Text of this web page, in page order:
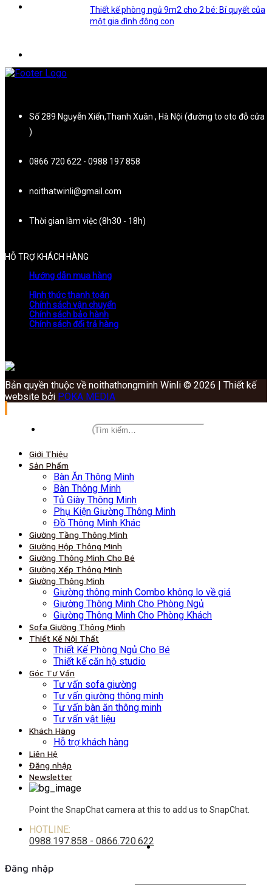
Thiết kế phòng ngủ 9m2 cho 2 bé: Bí quyết của
một gia đình đông con
Số 289 Nguyễn Xiển,Thanh Xuân , Hà Nội (đường to oto đỗ cửa
)
0866 720 622 - 0988 197 858
noithatwinli@gmail.com
Thời gian làm việc (8h30 - 18h)
HỖ TRỢ KHÁCH HÀNG
Hướng dẫn mua hàng
Hình thức thanh toán
Chính sách vận chuyển
Chính sách bảo hành
Chính sách đổi trả hàng
Bản quyền thuộc về noithathongminh Winli © 2026 | Thiết kế
website bởi POKA MEDIA
Giới Thiệu
Sản Phẩm
Bàn Ăn Thông Minh
Bàn Thông Minh
Tủ Giày Thông Minh
Phụ Kiện Giường Thông Minh
Đồ Thông Minh Khác
Giường Tầng Thông Minh
Giường Hộp Thông Minh
Giường Thông Minh Cho Bé
Giường Xếp Thông Minh
Giường Thông Minh
Giường thông minh Combo không lo về giá
Giường Thông Minh Cho Phòng Ngủ
Giường Thông Minh Cho Phòng Khách
Sofa Giường Thông Minh
Thiết Kế Nội Thất
Thiết Kế Phòng Ngủ Cho Bé
Thiết kế căn hộ studio
Góc Tư Vấn
Tư vấn sofa giường
Tư vấn giường thông minh
Tư vấn bàn ăn thông minh
Tư vấn vật liệu
Khách Hàng
Hỗ trợ khách hàng
Liên Hệ
Đăng nhập
Newsletter
Point the SnapChat camera at this to add us to SnapChat.
HOTLINE:
0988.197.858 - 0866.720.622
Đăng nhập